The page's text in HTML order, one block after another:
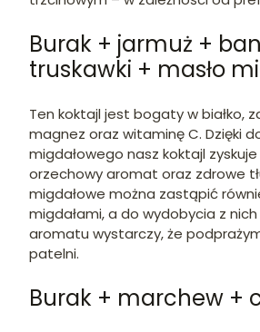
Burak + jarmuż +
truskawki + masło
Ten koktajl jest bogaty w białko,
magnez oraz witaminę C. Dzięki
migdałowego nasz koktajl
orzechowy aromat oraz zdrowe
migdałowe można zastąpić
migdałami, a do wydobycia z
aromatu wystarczy, że
patelni.
Burak + marchew +